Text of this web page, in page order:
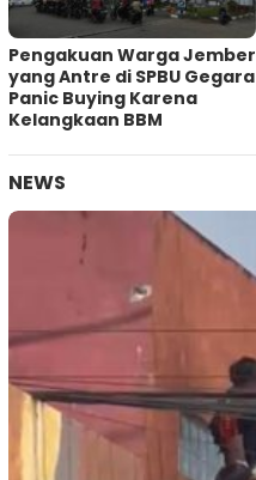
Pengakuan Warga Jember
yang Antre di SPBU Gegara
Panic Buying Karena
Kelangkaan BBM
NEWS